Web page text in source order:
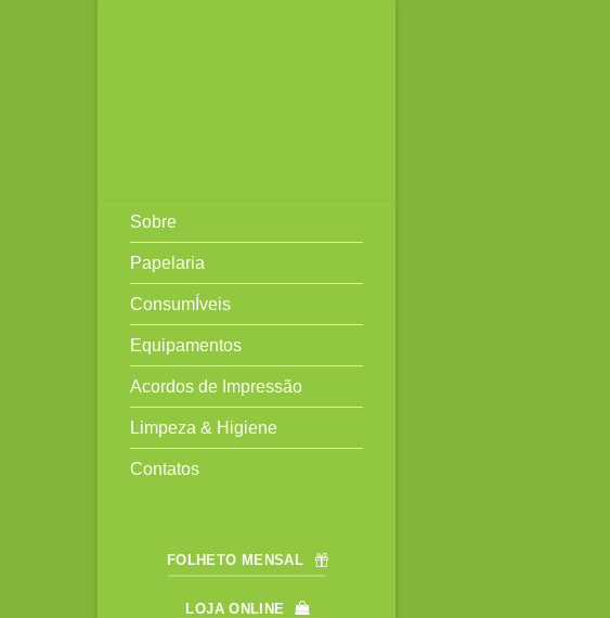
Sobre
Papelaria
ConsumÍveis
Equipamentos
Acordos de Impressão
Limpeza & Higiene
Contatos
FOLHETO MENSAL
LOJA ONLINE